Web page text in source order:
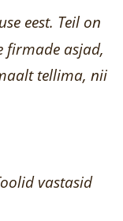
eest. Teil on
firmade asjad,
tellima, nii
vastasid